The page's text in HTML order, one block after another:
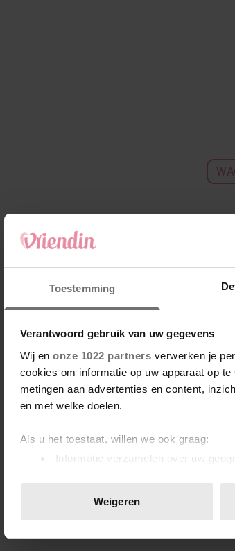
Toestemming
Verantwoord gebruik van uw gegevens
Wij en onze 1022 partners verwerken je
cookies om informatie op uw apparaat op
metingen aan advertenties en content,
en met welke doelen.
Als u het toestaat, willen we ook graag:
Informatie verzamelen over uw
Uw apparaat identificeren door het
toestemming op elk moment wijzigen of
We gebruiken cookies om content en
Weigeren